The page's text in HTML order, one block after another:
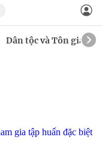
Dân tộc và Tôn giáo